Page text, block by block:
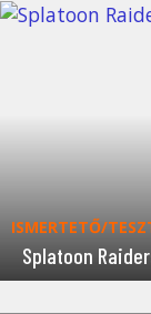
ISMERTETŐ/
Splatoon